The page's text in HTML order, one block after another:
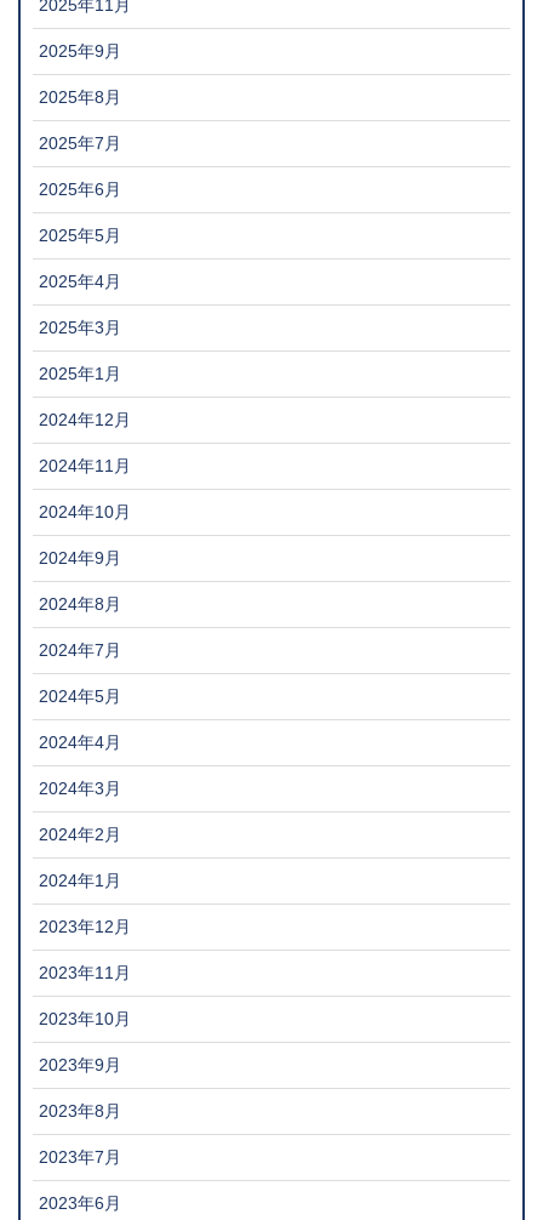
2025年11月
2025年9月
2025年8月
2025年7月
2025年6月
2025年5月
2025年4月
2025年3月
2025年1月
2024年12月
2024年11月
2024年10月
2024年9月
2024年8月
2024年7月
2024年5月
2024年4月
2024年3月
2024年2月
2024年1月
2023年12月
2023年11月
2023年10月
2023年9月
2023年8月
2023年7月
2023年6月